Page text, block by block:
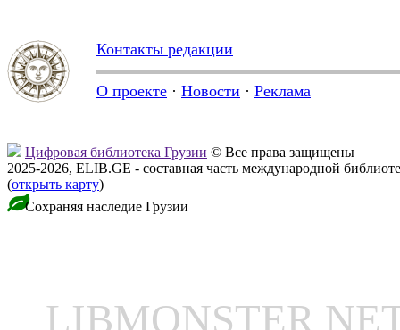
Контакты редакции
О проекте · Новости · Реклама
Цифровая библиотека Грузии © Все права защищены
2025-2026, ELIB.GE - составная часть международной
(открыть карту)
Сохраняя наследие Грузии
LIBMONSTER